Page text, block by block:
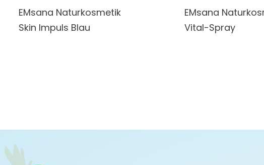
EMsana Naturkosmetik
Skin Impuls Blau
EMsana
Vital-Spray